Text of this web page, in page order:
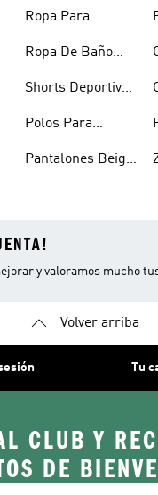
Ropa Para
Ropa De Baño
Shorts Deportivos
Polos Para
Pantalones Beige
y valoramos mucho
Volver arriba
Tu
CLUB Y
DE